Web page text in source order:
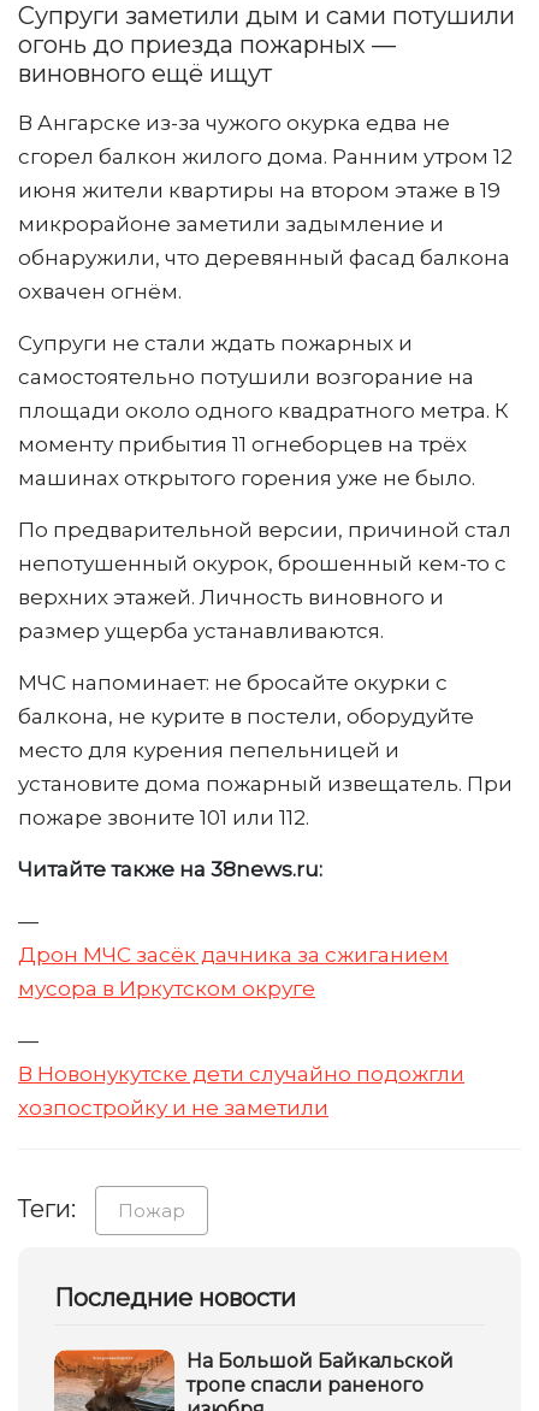
Супруги заметили дым и сами потушили
огонь до приезда пожарных —
виновного ещё ищут
В Ангарске из-за чужого окурка едва не
сгорел балкон жилого дома. Ранним утром 12
июня жители квартиры на втором этаже в 19
микрорайоне заметили задымление и
обнаружили, что деревянный фасад балкона
охвачен огнём.
Супруги не стали ждать пожарных и
самостоятельно потушили возгорание на
площади около одного квадратного метра. К
моменту прибытия 11 огнеборцев на трёх
машинах открытого горения уже не было.
По предварительной версии, причиной стал
непотушенный окурок, брошенный кем-то с
верхних этажей. Личность виновного и
размер ущерба устанавливаются.
МЧС напоминает: не бросайте окурки с
балкона, не курите в постели, оборудуйте
место для курения пепельницей и
установите дома пожарный извещатель. При
пожаре звоните 101 или 112.
Читайте также на 38news.ru:
—
Дрон МЧС засёк дачника за сжиганием
мусора в Иркутском округе
—
В Новонукутске дети случайно подожгли
хозпостройку и не заметили
Теги: Пожар
Последние новости
На Большой Байкальской
тропе спасли раненого